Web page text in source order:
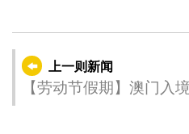
上一则新闻
【劳动节假期】澳门入